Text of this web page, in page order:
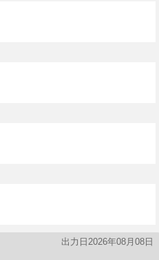
出力日2026年08月08日